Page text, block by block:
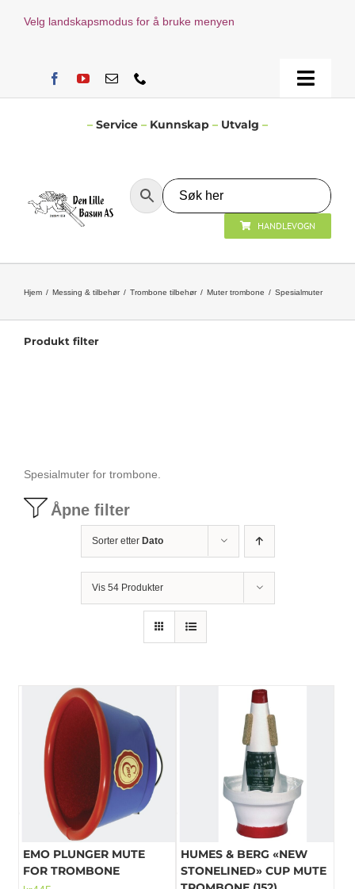
Velg landskapsmodus for å bruke menyen
Toggle
Diverse tilbehør
Mikrofoner
– Service – Kunnskap – Utvalg –
HANDLEVOGN
Hjem Messing & tilbehør Trombone tilbehør Muter trombone Spesialmuter
Spesialmuter for trombone.
Åpne filter
Sorter etter Dato
Vis 54 Produkter
EMO PLUNGER MUTE
FOR TROMBONE
HUMES & BERG «NEW
STONELINED» CUP MUTE
Produkt filter